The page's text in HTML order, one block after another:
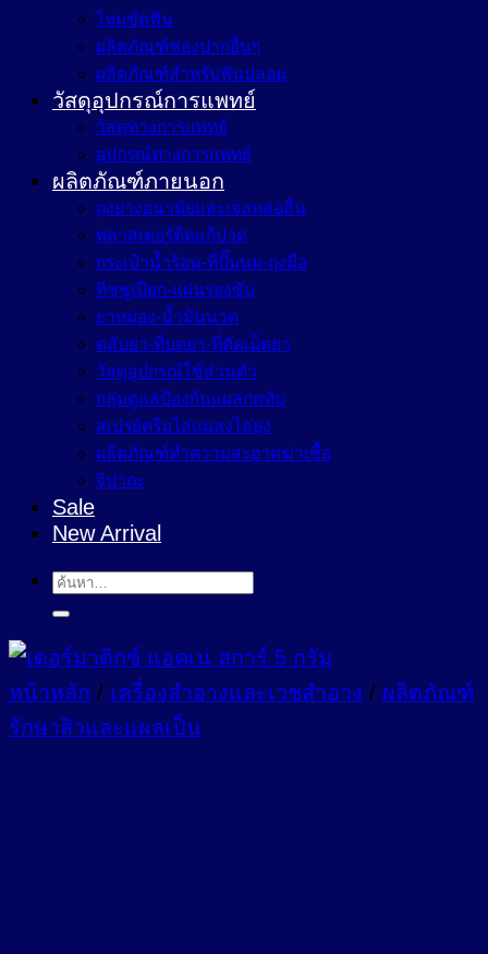
ไหมขัดฟัน
ผลิตภัณฑ์ช่องปากอื่นๆ
ผลิตภัณฑ์สำหรับฟันปลอม
วัสดุอุปกรณ์การแพทย์
วัสดุทางการแพทย์
อุปกรณ์ทางการแพทย์
ผลิตภัณฑ์ภายนอก
ถุงยางอนามัยและเจลหล่อลื่น
พลาสเตอร์ติดแก้ปวด
กระเป๋าน้ำร้อน-ที่ปั๊มนม-ถุงมือ
ทิชชูเปียก-แผ่นรองซับ
ยาหม่อง-น้ำมันนวด
ตลับยา-ที่บดยา-ที่ตัดเม็ดยา
วัสดุอุปกรณ์ใช้ส่วนตัว
กลุ่มดูแลป้องกันแผลกดทับ
สเปรย์ครีมไล่แมลงไล่ยุง
ผลิตภัณฑ์ทำความสะอาดฆ่าเชื้อ
จิปาถะ
Sale
New Arrival
ค้นหา:
หน้าหลัก / เครื่องสำอางและเวชสำอาง / ผลิตภัณฑ์
รักษาสิวและแผลเป็น